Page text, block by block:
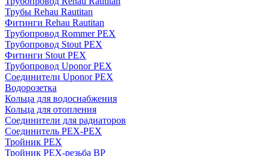
Трубы Rehau Rautitan
Фитинги Rehau Rautitan
Трубопровод Rommer PEX
Трубопровод Stout PEX
Фитинги Stout PEX
Трубопровод Uponor PEX
Соединители Uponor PEX
Водорозетка
Кольца для водоснабжения
Кольца для отопления
Соединители для радиаторов
Соединитель PEX-PEX
Тройник PEX
Тройник PEX-резьба ВР